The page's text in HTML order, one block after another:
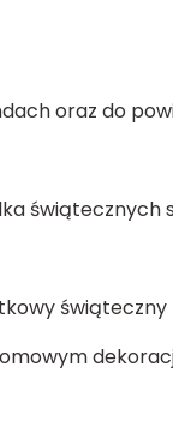
oraz do
świątecznych
świąteczny